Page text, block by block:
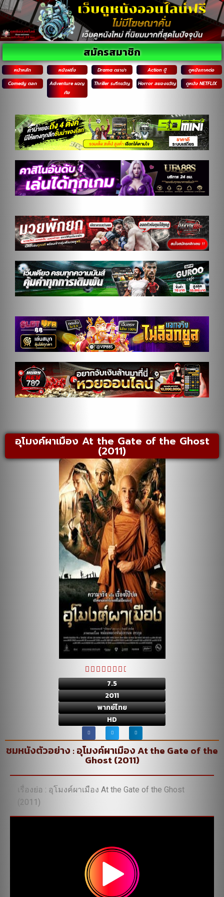
หน้าหลัก หนังฝรั่ง Drama ดราม่า Action บู๊
ดูหนังภาคต่อ
Comedy ตลก
Adventure ผจญ
ภัย
Thriller ระทึกขวัญ Horror สยองขวัญ ดูหนัง NETFLIX
สมัครสมาชิก
อุโมงค์ผาเมือง At the Gate of the Ghost
(2011)
7.5
2011
พากย์ไทย
HD
ชมหนังตัวอย่าง : อุโมงค์ผาเมือง At the Gate of the
Ghost (2011)
เรื่องย่อ : อุโมงค์ผาเมือง At the Gate of the Ghost
(2011)